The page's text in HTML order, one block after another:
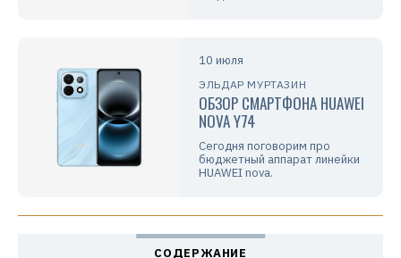
10 июля
ЭЛЬДАР МУРТАЗИН
ОБЗОР СМАРТФОНА HUAWEI
NOVA Y74
Сегодня поговорим про
бюджетный аппарат линейки
HUAWEI nova.